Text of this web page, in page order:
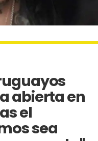
abierta en
el
sea